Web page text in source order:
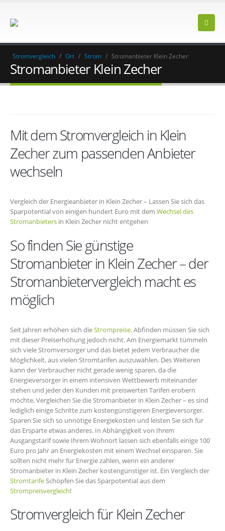
Stromvergleich / Ort / Strom / Stromanbieter Klein Zecher
Stromanbieter Klein Zecher
Mit dem Stromvergleich in Klein
Zecher zum passenden Anbieter
wechseln
Vergleich der Energieanbieter in Klein Zecher – Lassen Sie sich das
Sparpotential von einigen hundert Euro mit dem Wechsel des
Stromanbieters in Klein Zecher nicht entgehen
So finden Sie günstige
Stromanbieter in Klein Zecher – der
Stromanbietervergleich macht es
möglich
Seit Jahren erhöhen sich dieStrompreise. Abfinden müssen Sie sich
mit dieser Preiserhöhung jedoch nicht. Am Energiemarkt tümmeln
sich viele Stromversorger und das bietet jedem Verbraucher die
Möglichkeit, aus vielen Stromtarifen auszuwählen. Des Weiteren
kann der Verbraucher nicht gerade wenig sparen, da die
Energieversorger in einem intensiven Wettbewerb miteinander
stehen und jeder den Kunden mit preiswerten Tarifen erobern
möchte. Vergleichen Sie die Stromanbieter in Klein Zecher – es sind
lediglich einige Schritte zum kostengünstigeren Energieversorger.
Sparen Sie sich so unnötige Energiekosten und leisten Sie sich für
das Ersparte etwas anderes. In Abhängigkeit von Ihrem
Ausgangstarif sowie Ihrem Wohnort lassen sich ebenfalls einige 100
Euro pro Jahr an Energiekosten mit einem Wechsel einsparen. Sie
sollten nicht mehr für Energie zahlen, wenn ein anderer
Stromanbieter in Klein Zecher kostengünstiger ist. Ein Vergleich der
Stromtarife Schöpfen Sie das Sparpotential aus dem
Strompreisvergleich!
Stromvergleich für Klein Zecher